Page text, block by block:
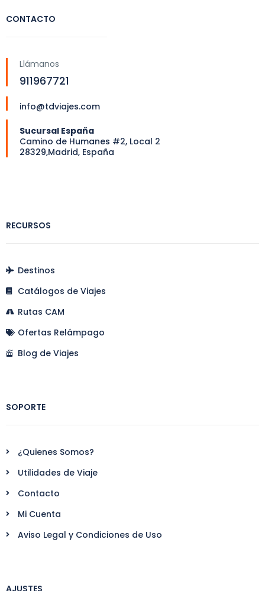
CONTACTO
Llámanos
911967721
info@tdviajes.com
Sucursal España
Camino de Humanes #2, Local 2
28329,Madrid, España
RECURSOS
Destinos
Catálogos de Viajes
Rutas CAM
Ofertas Relámpago
Blog de Viajes
SOPORTE
¿Quienes Somos?
Utilidades de Viaje
Contacto
Mi Cuenta
Aviso Legal y Condiciones de Uso
AJUSTES